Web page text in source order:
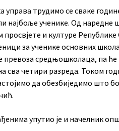
управа трудимо се сваке
најбоље ученике. Од наредне
и културе
за ученике основних
средњошколаца, па ће
сва четири разреда. Током
да обезбиједимо што
упутио је и начелник